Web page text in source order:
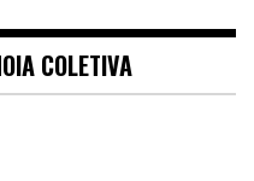
COLETIVA